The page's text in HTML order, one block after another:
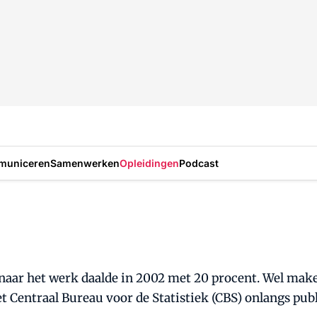
SamenwerkenOpleidingenPodcast
het werk daalde in 2002 met 20 procent. Wel
Bureau voor de Statistiek (CBS) onlangs